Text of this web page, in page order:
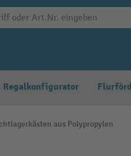
Regalkonfigurator
aus Polypropylen